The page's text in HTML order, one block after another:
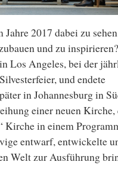
Jahre 2017 dabei zu
und zu
Los Angeles, bei der
und endete
in Johannesburg in
einer neuen Kirche,
Kirche in einem
entwarf, entwickelte
Welt zur Ausführung